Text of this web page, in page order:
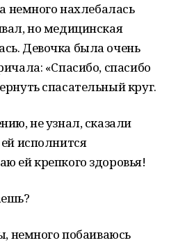
немного нахлебалась
но медицинская
Девочка была очень
«Спасибо, спасибо
спасательный круг.
не узнал, сказали
исполнится
ей крепкого здоровья!
немного побаиваюсь